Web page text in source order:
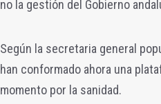
no la gestión del Gobierno
Según la secretaria general
han conformado ahora una
momento por la sanidad.